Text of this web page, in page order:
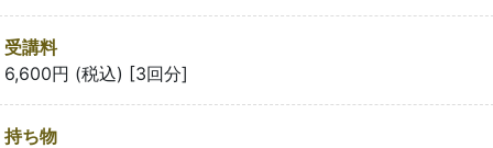
受講料
6,600円 (税込) [3回分]
持ち物